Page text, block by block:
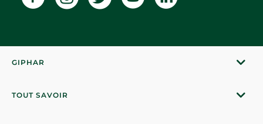
GIPHAR
TOUT SAVOIR